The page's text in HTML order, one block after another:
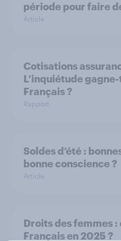
période pour faire
Article
Cotisations
L’inquiétude
Français ?
Rapport
Soldes d’été :
bonne conscience ?
Article
Droits des femmes :
Français en 2025 ?